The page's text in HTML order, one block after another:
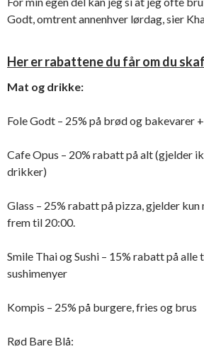
Godt, omtrent annenhver lørdag, sier
Her er rabattene du får om du
Mat og drikke:
Fole Godt – 25% på brød og bakevarer
Cafe Opus – 20% rabatt på alt (gjelder
drikker)
Glass – 25% rabatt på pizza, gjelder kun
frem til 20:00.
Smile Thai og Sushi – 15% rabatt på
sushimenyer
Kompis – 25% på burgere, fries og brus
Rød Bare Blå: